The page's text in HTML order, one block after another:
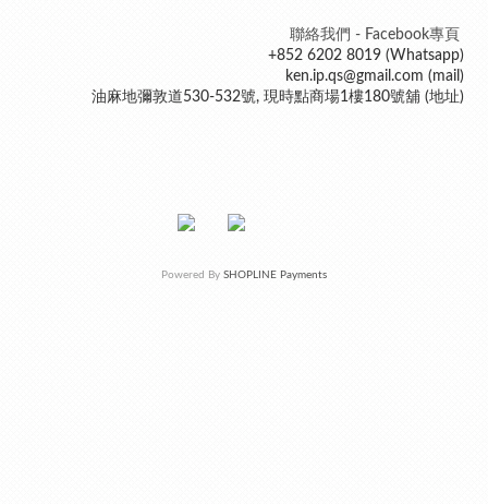
聯絡我們 - Facebook專頁
+852 6202 8019 (Whatsapp)
ken.ip.qs@gmail.com (mail)
油麻地彌敦道530-532號, 現時點商場1樓180號舖 (地址)
Powered By SHOPLINE Payments